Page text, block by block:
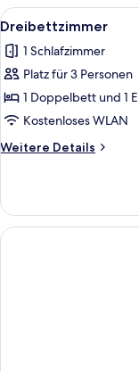
Alle
Fotos
für
Dreibettzimmer
anzeigen
4
Dreibettzimmer
1 Schlafzimmer
Platz für 3 Personen
1 Doppelbett und 1
Kostenloses WLAN
Weitere Details
Weitere